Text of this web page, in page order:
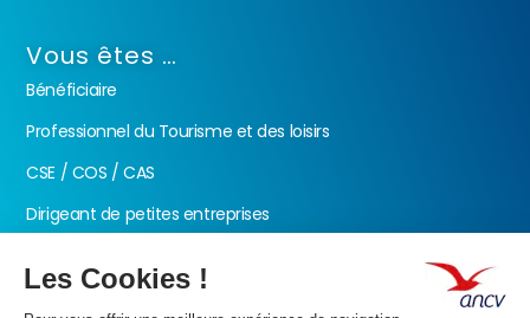
Vous êtes …
Bénéficiaire
Professionnel du Tourisme et des loisirs
CSE / COS / CAS
Dirigeant de petites entreprises
Nos produits